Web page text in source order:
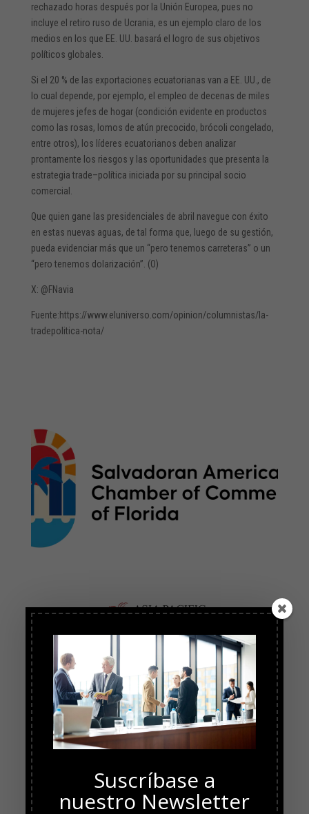
rechazado horas después por la Unión Europea, pues no
incluye el retiro ruso de Ucrania, es un ejemplo claro de los
medios en los que EE. UU. basará el logro de sus objetivos
políticos globales.
Si el 20 % de las exportaciones ecuatorianas van a EE. UU., de
lo cual depende, por ejemplo, el empleo de decenas de miles
de mujeres jefes de hogar (condición evidente en productos
como las rosas, lomos de atún precocido, brócoli congelado,
entre otros), los líderes ecuatorianos deben analizar
prontamente los riesgos y las oportunidades que presenta la
estrategia trade–política iniciada por su principal socio
comercial.
Que quien gane las presidenciales de abril navegue con éxito
en estas nuevas aguas, de tal forma que, luego de su gestión,
pueda evidenciar más que un “pero tenemos carreteras” o un
“pero tenemos dolarización”. (O)
X: @FNavia
Fuente:https://www.eluniverso.com/opinion/columnistas/la-
tradepolitica-nota/
Suscríbase a
nuestro Newsletter